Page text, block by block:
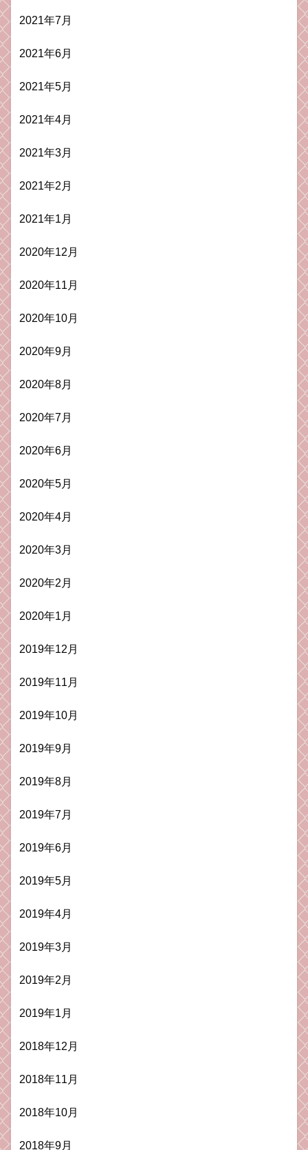
2021年7月
2021年6月
2021年5月
2021年4月
2021年3月
2021年2月
2021年1月
2020年12月
2020年11月
2020年10月
2020年9月
2020年8月
2020年7月
2020年6月
2020年5月
2020年4月
2020年3月
2020年2月
2020年1月
2019年12月
2019年11月
2019年10月
2019年9月
2019年8月
2019年7月
2019年6月
2019年5月
2019年4月
2019年3月
2019年2月
2019年1月
2018年12月
2018年11月
2018年10月
2018年9月